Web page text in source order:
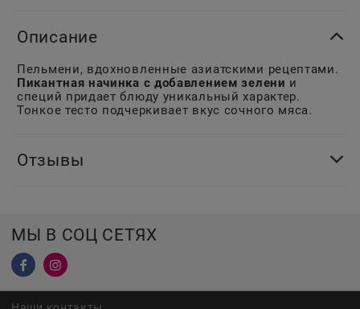
Описание
Пельмени, вдохновленные азиатскими рецептами.
Пикантная начинка с добавлением зелени и
специй придает блюду уникальный характер.
Тонкое тесто подчеркивает вкус сочного мяса.
Отзывы
МЫ В СОЦ СЕТЯХ